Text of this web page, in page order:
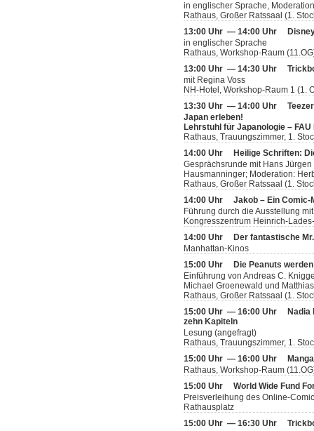
in englischer Sprache,
Rathaus, Großer Ratssaal (1.
13:00 Uhr — 14:00 Uhr
in englischer Sprache
Rathaus, Workshop-Raum
13:00 Uhr — 14:30 Uhr
mit Regina Voss
NH-Hotel, Workshop-Raum 1 (1.
13:30 Uhr — 14:00 Uhr
Japan erleben!
Lehrstuhl für Japanologie –
Rathaus, Trauungszimmer, 1.
14:00 Uhr
Heilige Schriften:
Gesprächsrunde mit Hans
Hausmanninger; Moderation:
Rathaus, Großer Ratssaal (1.
14:00 Uhr Jakob – Ein Comic-
Führung durch die Ausstellung
Kongresszentrum Heinrich-
14:00 Uhr
Der fantastische
Manhattan-Kinos
15:00 Uhr
Die Peanuts
Einführung von Andreas C.
Michael Groenewald und
Rathaus, Großer Ratssaal (1.
15:00 Uhr — 16:00 Uhr
Nadia
zehn Kapiteln
Lesung (angefragt)
Rathaus, Trauungszimmer, 1.
15:00 Uhr — 16:00 Uhr
Rathaus, Workshop-Raum
15:00 Uhr World Wide Fund
Preisverleihung des Online-
Rathausplatz
15:00 Uhr — 16:30 Uhr